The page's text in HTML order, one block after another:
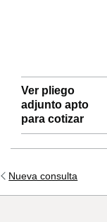
Ver pliego
adjunto apto
para cotizar
Nueva consulta